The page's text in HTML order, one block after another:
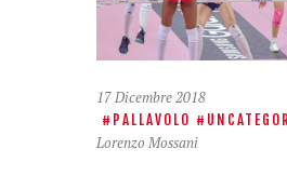
17 Dicembre 2018
PALLAVOLO
Lorenzo Mossani